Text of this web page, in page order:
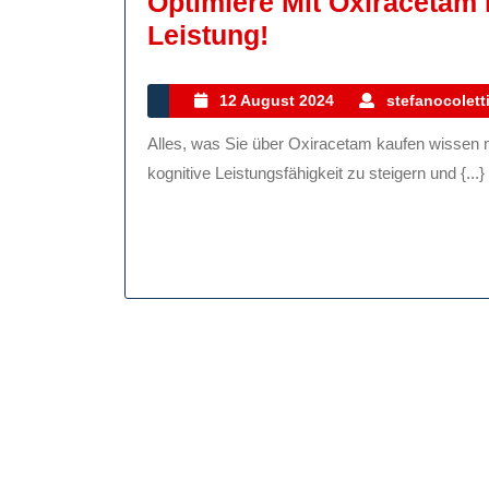
Leistung!
Oxiracetam
Kaufen
Deine
12 August 2024
12
August
2024
stefanocoletti
Alles, was Sie über Oxiracetam kaufen wissen müssen Wenn Sie nach einer Möglichkeit suchen, Ihre
kognitive Leistungsfähigkeit zu steigern und {...}